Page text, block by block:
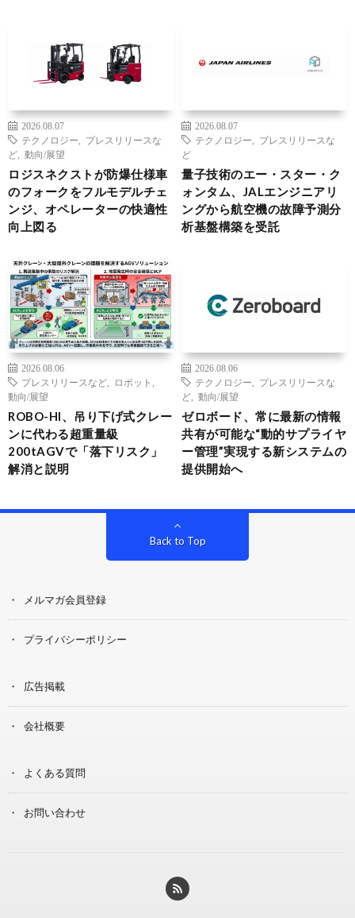
2026.08.07
テクノロジー
プレスリリースな
ど
動向/展望
ロジスネクストが防爆仕様車
のフォークをフルモデルチェ
ンジ、オペレーターの快適性
向上図る
2026.08.07
テクノロジー
プレスリリースな
ど
量子技術のエー・スター・ク
ォンタム、JALエンジニアリ
ングから航空機の故障予測分
析基盤構築を受託
2026.08.06
プレスリリースなど
ロボット
動向/展望
ROBO-HI、吊り下げ式クレー
ンに代わる超重量級
200tAGVで「落下リスク」
解消と説明
2026.08.06
テクノロジー
プレスリリースな
ど
動向/展望
ゼロボード、常に最新の情報
共有が可能な“動的サプライヤ
ー管理”実現する新システムの
提供開始へ
Back to Top
メルマガ会員登録
プライバシーポリシー
広告掲載
会社概要
よくある質問
お問い合わせ